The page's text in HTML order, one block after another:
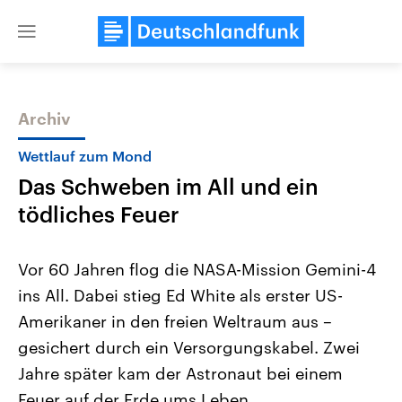
Close
Themen
Landtagswahl Sachsen-Anhalt
2026
Alle Informationen
Sachsen-Anhalt wählt am 6.
September 2026 einen neuen
Landtag. Seit 2021 wird das
Bundesland von einer Koalition aus
Aktuelle Beiträge,
Hintergründe
Wirtschaftlich und
gehören die Vereinigten
den mächtigsten Ländern
mit großem Einfluss auf
Archiv
Wettlauf zum Mond
Das Schweben im All und ein
tödliches Feuer
Vor 60 Jahren flog die NASA-Mission Gemini-4
ins All. Dabei stieg Ed White als erster US-
Amerikaner in den freien Weltraum aus –
gesichert durch ein Versorgungskabel. Zwei
Jahre später kam der Astronaut bei einem